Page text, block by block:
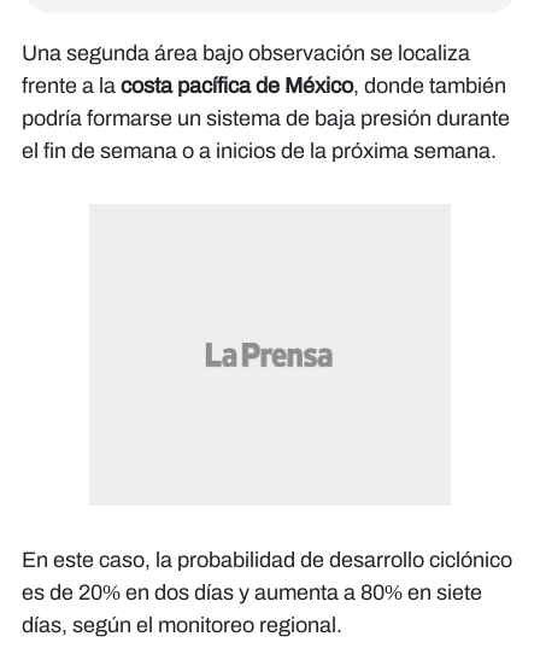
Una segunda área bajo observación se localiza
frente a la costa pacífica de México, donde también
podría formarse un sistema de baja presión durante
el fin de semana o a inicios de la próxima semana.
En este caso, la probabilidad de desarrollo ciclónico
es de 20% en dos días y aumenta a 80% en siete
días, según el monitoreo regional.